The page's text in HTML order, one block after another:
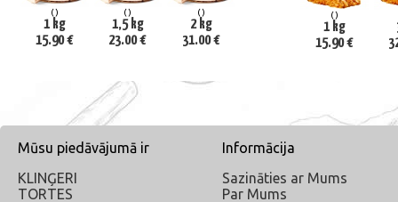
()
1 kg
15.90 €
()
1,5 kg
23.00 €
()
2 kg
31.00 €
()
1 kg
15.90 €
Mūsu piedāvājumā ir
KLINĢERI
TORTES
Informācija
Sazināties ar Mums
Par Mums